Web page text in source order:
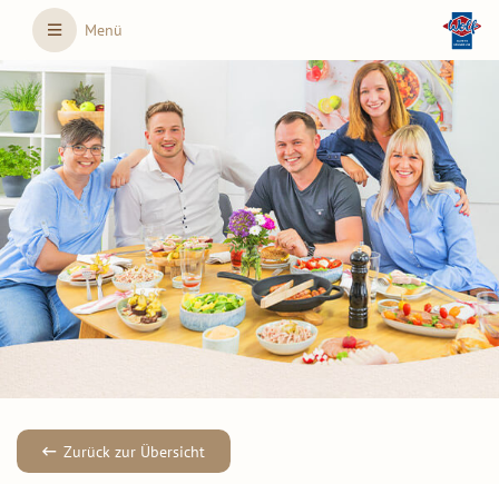
Skip to main content
Menü
Zurück zur Übersicht